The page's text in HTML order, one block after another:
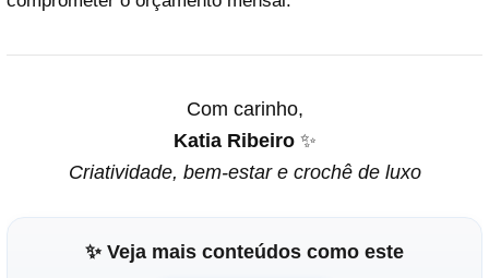
Com carinho,
Katia Ribeiro✨
Criatividade, bem-estar e crochê de luxo
✨ Veja mais conteúdos como este